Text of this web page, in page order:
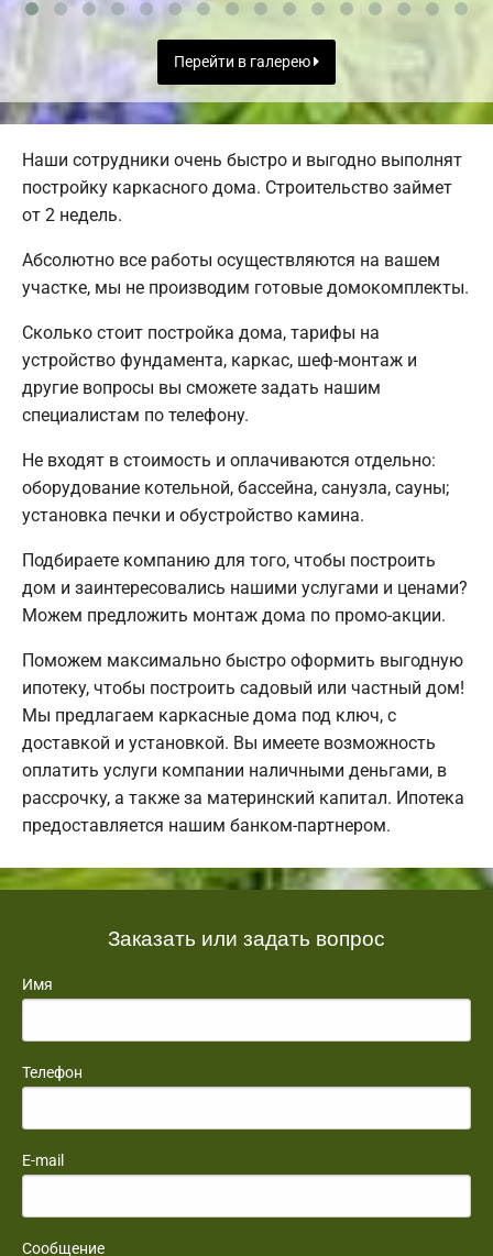
Перейти в галерею
Наши сотрудники очень быстро и выгодно выполнят
постройку каркасного дома. Строительство займет
от 2 недель.
Абсолютно все работы осуществляются на вашем
участке, мы не производим готовые домокомплекты.
Сколько стоит постройка дома, тарифы на
устройство фундамента, каркас, шеф-монтаж и
другие вопросы вы сможете задать нашим
специалистам по телефону.
Не входят в стоимость и оплачиваются отдельно:
оборудование котельной, бассейна, санузла, сауны;
установка печки и обустройство камина.
Подбираете компанию для того, чтобы построить
дом и заинтересовались нашими услугами и ценами?
Можем предложить монтаж дома по промо-акции.
Поможем максимально быстро оформить выгодную
ипотеку, чтобы построить садовый или частный дом!
Мы предлагаем каркасные дома под ключ, с
доставкой и установкой. Вы имеете возможность
оплатить услуги компании наличными деньгами, в
рассрочку, а также за материнский капитал. Ипотека
предоставляется нашим банком-партнером.
Заказать или задать вопрос
Имя
Телефон
E-mail
Сообщение